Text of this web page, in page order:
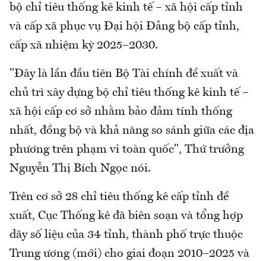
bộ chỉ tiêu thống kê kinh tế – xã hội cấp tỉnh
và cấp xã phục vụ Đại hội Đảng bộ cấp tỉnh,
cấp xã nhiệm kỳ 2025–2030.
"Đây là lần đầu tiên Bộ Tài chính đề xuất và
chủ trì xây dựng bộ chỉ tiêu thống kê kinh tế –
xã hội cấp cơ sở nhằm bảo đảm tính thống
nhất, đồng bộ và khả năng so sánh giữa các địa
phương trên phạm vi toàn quốc", Thứ trưởng
Nguyễn Thị Bích Ngọc nói.
Trên cơ sở 28 chỉ tiêu thống kê cấp tỉnh đề
xuất, Cục Thống kê đã biên soạn và tổng hợp
dãy số liệu của 34 tỉnh, thành phố trực thuộc
Trung ương (mới) cho giai đoạn 2010–2025 và